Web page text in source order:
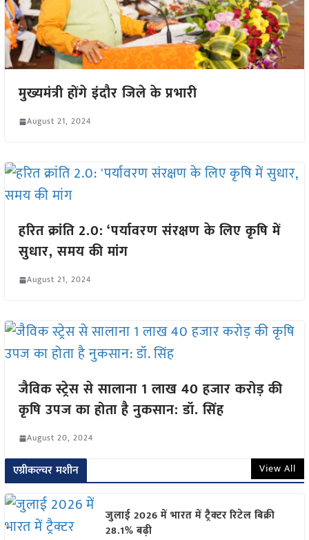
मुख्यमंत्री होंगे इंदौर जिले के प्रभारी
August 21, 2024
हरित क्रांति 2.0: ‘पर्यावरण संरक्षण के लिए कृषि में
सुधार, समय की मांग
August 21, 2024
जैविक स्ट्रेस से सालाना 1 लाख 40 हजार करोड़ की
कृषि उपज का होता है नुकसान: डॉ. सिंह
August 20, 2024
एग्रीकल्चर मशीन View All
जुलाई 2026 में भारत में ट्रैक्टर रिटेल बिक्री
28.1% बढ़ी